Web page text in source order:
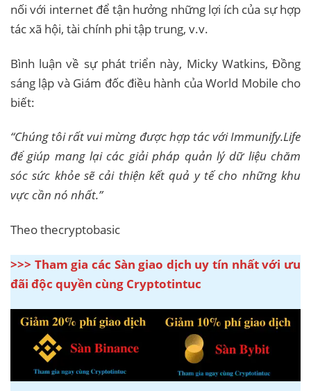
nối với internet để tận hưởng những lợi ích của sự hợp
tác xã hội, tài chính phi tập trung, v.v.
Bình luận về sự phát triển này, Micky Watkins, Đồng
sáng lập và Giám đốc điều hành của World Mobile cho
biết:
“Chúng tôi rất vui mừng được hợp tác với Immunify.Life
để giúp mang lại các giải pháp quản lý dữ liệu chăm
sóc sức khỏe sẽ cải thiện kết quả y tế cho những khu
vực cần nó nhất.”
Theo thecryptobasic
>>> Tham gia các Sàn giao dịch uy tín nhất với ưu
đãi độc quyền cùng Cryptotintuc